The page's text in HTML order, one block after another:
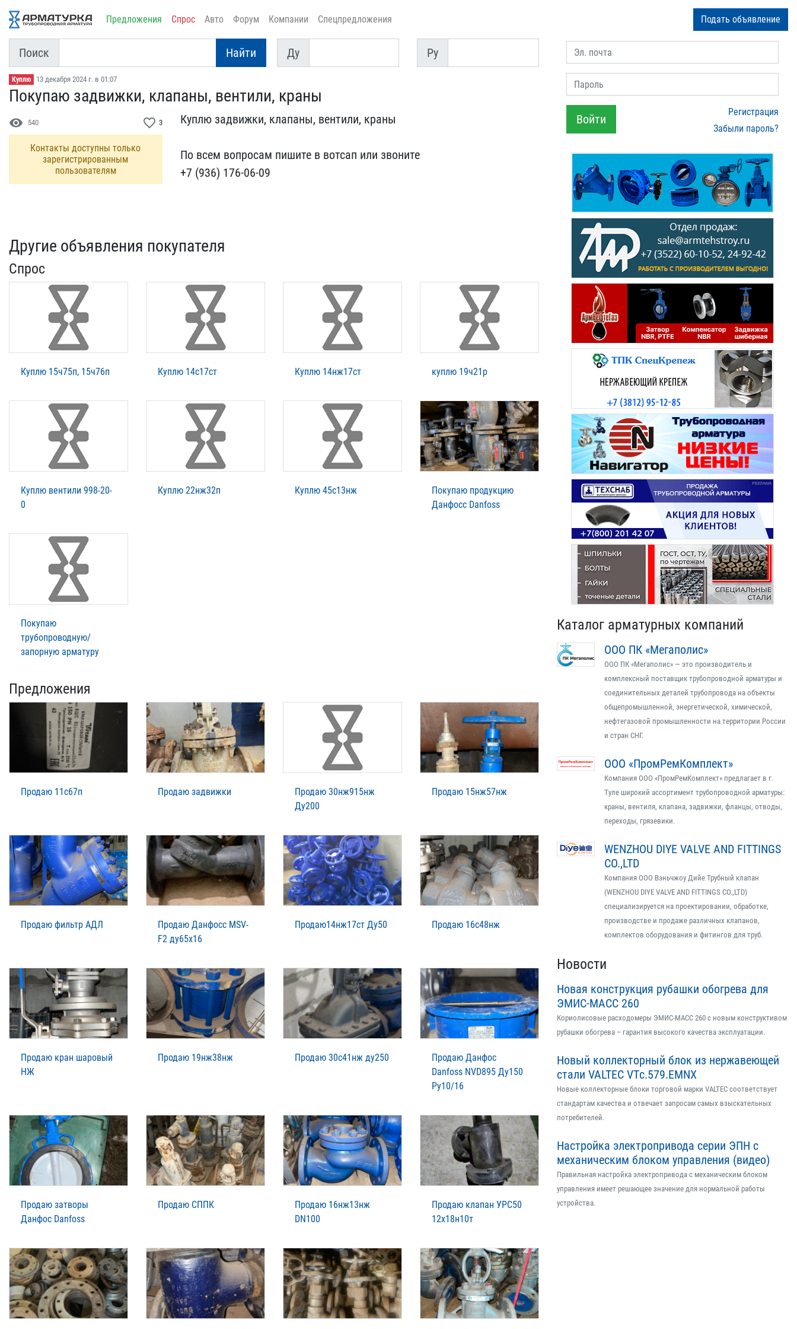
Предложения Спрос Авто Форум Компании Спецпредложения Подать объявление
Поиск Найти
Ду
Ду
Py
Py
Куплю 13 декабря 2024 г. в 01:07
Покупаю задвижки, клапан​ы, вентили, краны
visibility 540 favorite_border 3
Контакты доступны только
зарегистрированным
пользователям
Куплю задвижки, клапаны,​ вентили, краны
По всем​ вопросам пишите в вотса​п или звоните
+7 (936) 1​76-06-09
Другие объявления покупателя
Спрос
Куплю 15ч75п, 15ч76п Куплю 14с17ст Куплю 14нж17ст куплю 19ч21р
Куплю вентили 998-20-
0
Куплю 22нж32п Куплю 45с13нж
Покупаю продукцию
Данфосс Danfoss
Покупаю
трубопроводную/
запорную арматуру
Предложения
Продаю 11с67п Продаю задвижки
Продаю 30нж915нж
Ду200
Продаю 15нж57нж
Продаю фильтр АДЛ
Продаю Данфосс MSV-
F2 ду65х16
Продаю14нж17ст Ду50 Продаю 16с48нж
Продаю кран шаровый
НЖ
Продаю 19нж38нж Продаю 30с41нж ду250
Продаю Данфос
Danfoss NVD895 Ду150
Ру10/16
Продаю затворы
Данфос Danfoss
Продаю СППК
Продаю 16нж13нж
DN100
Продаю клапан УРС50
12х18н10т
Эл. почта
Пароль
Войти
Регистрация
Забыли пароль?
Каталог арматурных компаний
ООО ПК «Мегаполис»
ООО ПК «Мегаполис» — это производитель и
комплексный поставщик трубопроводной арматуры и
соединительных деталей трубопровода на объекты
общепромышленной, энергетической, химической,
нефтегазовой промышленности на территории России
и стран СНГ.
ООО «ПромРемКомплект»
Компания ООО «ПромРемКомплект» предлагает в г.
Туле широкий ассортимент трубопроводной арматуры:
краны, вентиля, клапана, задвижки, фланцы, отводы,
переходы, грязевики.
WENZHOU DIYE VALVE AND FITTINGS
CO.,LTD
Компания ООО Вэньчжоу Дийе Трубный клапан
(WENZHOU DIYE VALVE AND FITTINGS CO.,LTD)
специализируется на проектировании, обработке,
производстве и продаже различных клапанов,
комплектов оборудования и фитингов для труб.
Новости
Новая конструкция рубашки обогрева для
ЭМИС-МАСС 260
Кориолисовые расходомеры ЭМИС-МАСС 260 с новым конструктивом
рубашки обогрева – гарантия высокого качества эксплуатации.
Новый коллекторный блок из нержавеющей
стали VALTEC VTс.579.EMNX
Новые коллекторные блоки торговой марки VALTEC соответствует
стандартам качества и отвечает запросам самых взыскательных
потребителей.
Настройка электропривода серии ЭПН с
механическим блоком управления (видео)
Правильная настройка электропривода с механическим блоком
управления имеет решающее значение для нормальной работы
устройства.